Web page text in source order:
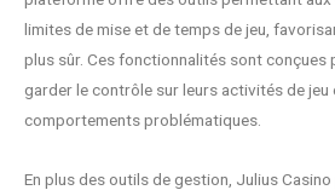
limites de mise et de temps de jeu,
plus sûr. Ces fonctionnalités sont conçues
garder le contrôle sur leurs activités de jeu
comportements problématiques.
En plus des outils de gestion, Julius